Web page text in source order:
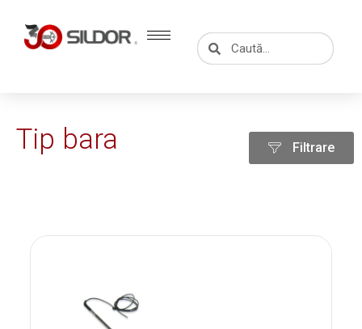
content
CautăCaută
Tip bara Filtrare